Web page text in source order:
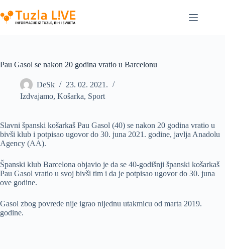
to
content
Pau Gasol se nakon 20 godina vratio u Barcelonu
DeSk
23. 02. 2021.
Izdvajamo, Košarka, Sport
Slavni španski košarkaš Pau Gasol (40) se nakon 20 godina vratio u
bivši klub i potpisao ugovor do 30. juna 2021. godine, javlja Anadolu
Agency (AA).
Španski klub Barcelona objavio je da se 40-godišnji španski košarkaš
Pau Gasol vratio u svoj bivši tim i da je potpisao ugovor do 30. juna
ove godine.
Gasol zbog povrede nije igrao nijednu utakmicu od marta 2019.
godine.